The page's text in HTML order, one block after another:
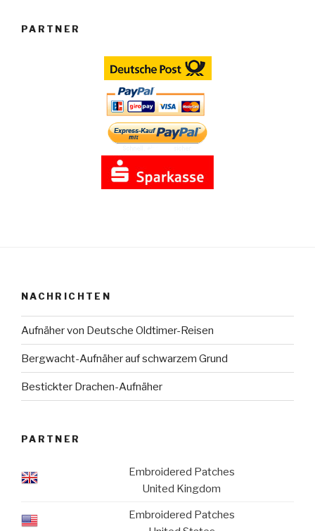
PARTNER
NACHRICHTEN
Aufnäher von Deutsche Oldtimer-Reisen
Bergwacht-Aufnäher auf schwarzem Grund
Bestickter Drachen-Aufnäher
PARTNER
Embroidered Patches
United Kingdom
Embroidered Patches